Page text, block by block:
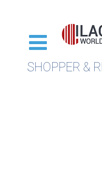
SHOPPER &